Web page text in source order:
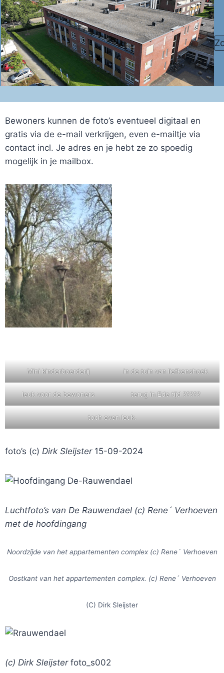
Doorgaan
naar
inhoud
Bewoners kunnen de foto’s eventueel digitaal en
gratis via de e-mail verkrijgen, even e-mailtje via
contact incl. Je adres en je hebt ze zo spoedig
mogelijk in je mailbox.
Mini kinderboerderij in de tuin van liefkenshoek
leuk voor de bewoners terug in Ede tijd ?????
toch even leuk.
foto’s (c) Dirk Sleijster15-09-2024
Luchtfoto’s van De Rauwendael (c) Rene´ Verhoeven
met de hoofdingang
Noordzijde van het appartementen complex (c) Rene´ Verhoeven
Oostkant van het appartementen complex. (c) Rene´ Verhoeven
(C) Dirk Sleijster
(c) Dirk Sleijsterfoto_s002